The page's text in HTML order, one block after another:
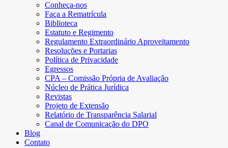
Conheça-nos
Faça a Rematrícula
Biblioteca
Estatuto e Regimento
Regulamento Extraordinário Aproveitamento
Resoluções e Portarias
Política de Privacidade
Egressos
CPA – Comissão Própria de Avaliação
Núcleo de Prática Jurídica
Revistas
Projeto de Extensão
Relatório de Transparência Salarial
Canal de Comunicação do DPO
Blog
Contato